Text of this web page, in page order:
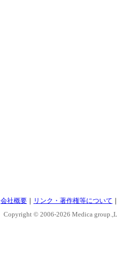
会社概要 ｜ リンク・著作権等について
Copyright © 2006-2026 Medica